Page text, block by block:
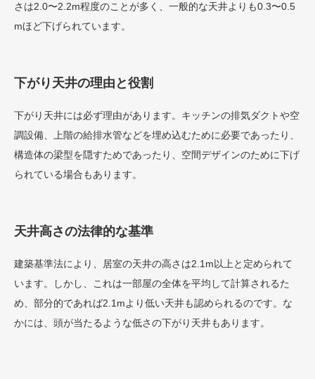
さは2.0〜2.2m程度のことが多く、一般的な天井よりも0.3〜0.5
mほど下げられています。
下がり天井の理由と役割
下がり天井には必ず理由があります。キッチンの排気ダクトや空
調設備、上階の給排水管などを埋め込むために必要であったり、
構造体の梁型を隠すためであったり、空間デザインのために下げ
られている場合もあります。
天井高さの法律的な基準
建築基準法により、居室の天井の高さは2.1m以上と定められて
います。しかし、これは一部屋の全体を平均して計算されるた
め、部分的であれば2.1mより低い天井も認められるのです。な
かには、頭が当たるような低さの下がり天井もあります。